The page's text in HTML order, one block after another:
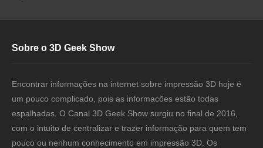
Sobre o 3D Geek Show
Encontrar informações na internet sobre impressão 3D hoje é
um pouco complicado, pois as informacões estão todas
espalhadas. O Canal 3D Geek Show surgiu no final de 2016,
com o intuito de centralizar e trazer informação para quem tem
pouco ou nenhum conhecimento em impressão 3D. Os